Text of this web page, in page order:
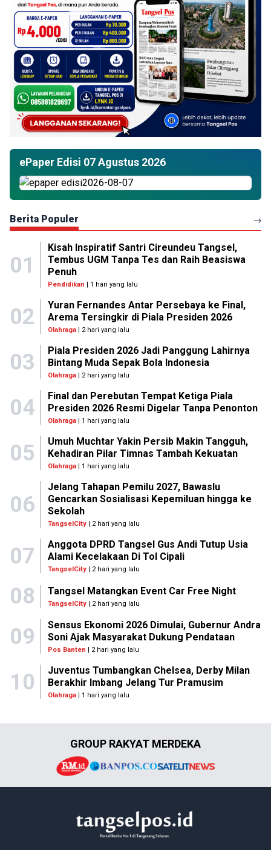
ePaper Edisi 07 Agustus 2026
Berita Populer
01
Kisah Inspiratif Santri Cireundeu Tangsel,
Tembus UGM Tanpa Tes dan Raih Beasiswa
Penuh
Pendidikan | 1 hari yang lalu
02
Yuran Fernandes Antar Persebaya ke Final,
Arema Tersingkir di Piala Presiden 2026
Olahraga| 2 hari yang lalu
03
Piala Presiden 2026 Jadi Panggung Lahirnya
Bintang Muda Sepak Bola Indonesia
Olahraga| 2 hari yang lalu
04
Final dan Perebutan Tempat Ketiga Piala
Presiden 2026 Resmi Digelar Tanpa Penonton
Olahraga| 1 hari yang lalu
05
Umuh Muchtar Yakin Persib Makin Tangguh,
Kehadiran Pilar Timnas Tambah Kekuatan
Olahraga| 1 hari yang lalu
06
Jelang Tahapan Pemilu 2027, Bawaslu
Gencarkan Sosialisasi Kepemiluan hingga ke
Sekolah
TangselCity| 2 hari yang lalu
07
Anggota DPRD Tangsel Gus Andi Tutup Usia
Alami Kecelakaan Di Tol Cipali
TangselCity| 2 hari yang lalu
08 Tangsel Matangkan Event Car Free Night
TangselCity | 2 hari yang lalu
09
Sensus Ekonomi 2026 Dimulai, Gubernur Andra
Soni Ajak Masyarakat Dukung Pendataan
Pos Banten | 2 hari yang lalu
10
Juventus Tumbangkan Chelsea, Derby Milan
Berakhir Imbang Jelang Tur Pramusim
Olahraga| 1 hari yang lalu
GROUP RAKYAT MERDEKA